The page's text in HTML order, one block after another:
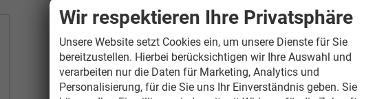
Wir respektieren Ihre Privatsphäre
Unsere Website setzt Cookies ein, um unsere Dienste für Sie
bereitzustellen. Hierbei berücksichtigen wir Ihre Auswahl und
verarbeiten nur die Daten für Marketing, Analytics und
Personalisierung, für die Sie uns Ihr Einverständnis geben. Sie